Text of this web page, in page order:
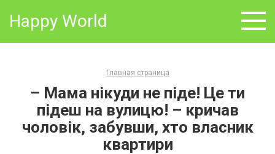
Happy World
Главная страница
– Мама нікуди не піде! Це ти
підеш на вулицю! – кричав
чоловік, забувши, хто власник
квартири